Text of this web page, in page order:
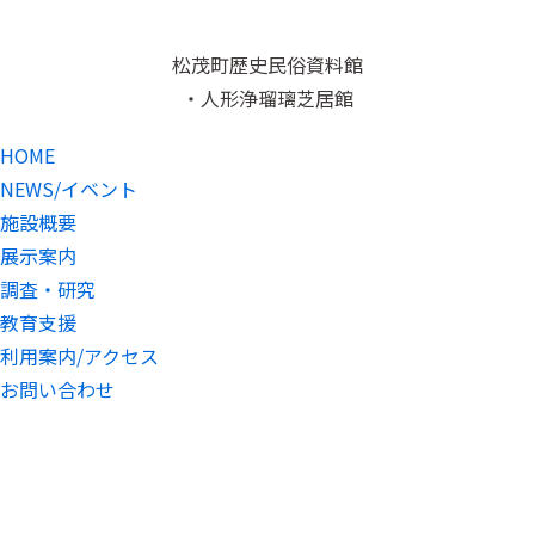
松茂町歴史民俗資料館
・人形浄瑠璃芝居館
HOME
NEWS/イベント
施設概要
展示案内
調査・研究
教育支援
利用案内/アクセス
お問い合わせ